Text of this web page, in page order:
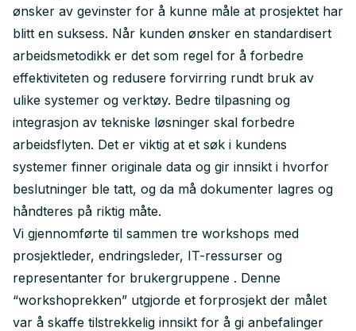
ønsker av gevinster for å kunne måle at prosjektet har
blitt en suksess. Når kunden ønsker en standardisert
arbeidsmetodikk er det som regel for å forbedre
effektiviteten og redusere forvirring rundt bruk av
ulike systemer og verktøy. Bedre tilpasning og
integrasjon av tekniske løsninger skal forbedre
arbeidsflyten. Det er viktig at et søk i kundens
systemer finner originale data og gir innsikt i hvorfor
beslutninger ble tatt, og da må dokumenter lagres og
håndteres på riktig måte.
Vi gjennomførte til sammen tre workshops med
prosjektleder, endringsleder, IT-ressurser og
representanter for brukergruppene . Denne
“workshoprekken” utgjorde et forprosjekt der målet
var å skaffe tilstrekkelig innsikt for å gi anbefalinger